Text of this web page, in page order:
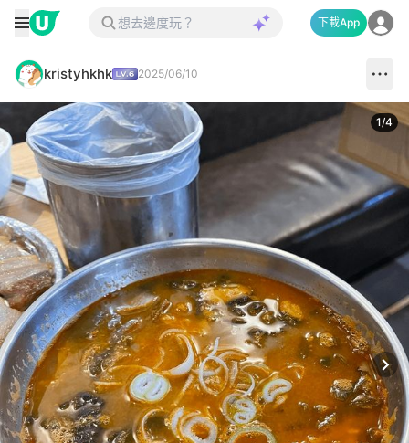
下載App
kristyhkhk 2025/06/10
1/4